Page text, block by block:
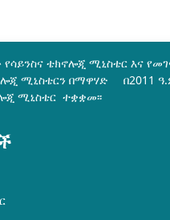
ቴክኖሎጂ ሚኒስቴር እና
ሚኒስቴርን በማዋሃድ በ2011
ሚኒስቴር ተቋቋመ፡፡